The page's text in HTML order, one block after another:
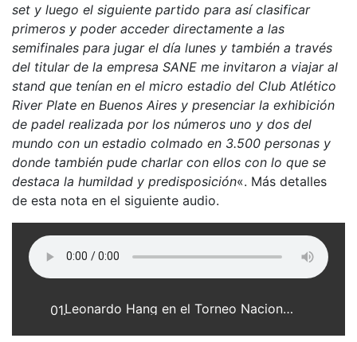
set y luego el siguiente partido para así clasificar
primeros y poder acceder directamente a las
semifinales para jugar el día lunes y también a través
del titular de la empresa SANE me invitaron a viajar al
stand que tenían en el micro estadio del Club Atlético
River Plate en Buenos Aires y presenciar la exhibición
de padel realizada por los números uno y dos del
mundo con un estadio colmado en 3.500 personas y
donde también pude charlar con ellos con lo que se
destaca la humildad y predisposición«. Más detalles
de esta nota en el siguiente audio.
01. Leonardo Hang en el Torneo Nacional de Padel SANE en Rosario